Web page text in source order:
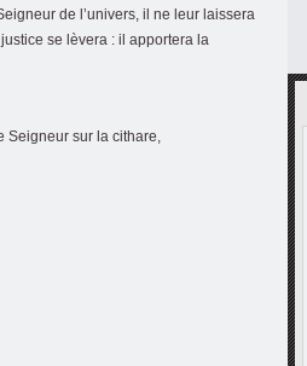
de l’univers, il ne leur laissera
se lèvera : il apportera la
Seigneur sur la cithare,